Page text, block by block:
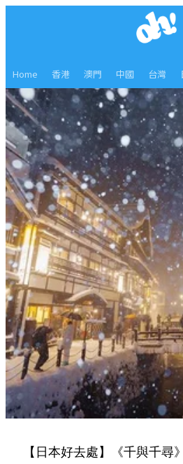
Home 香港 澳門 中國 台灣
【日本好去處】《千與千尋